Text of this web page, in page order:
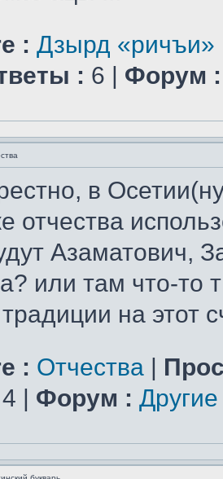
: Дзырд «ричъи»
: 6 | Форум :
в
отчества
Азаматович,
или там что-то
на этот
: Отчества |
4 | Форум :